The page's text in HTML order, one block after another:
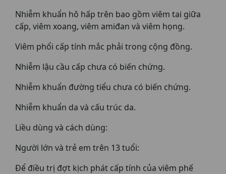
Nhiễm khuẩn hô hấp trên bao gồm viêm tai giữa
cấp, viêm xoang, viêm amiđan và viêm họng.
Viêm phổi cấp tính mắc phải trong cộng đồng.
Nhiễm lậu cầu cấp chưa có biến chứng.
Nhiễm khuẩn đường tiểu chưa có biến chứng.
Nhiễm khuẩn da và cấu trúc da.
Liều dùng và cách dùng:
Người lớn và trẻ em trên 13 tuổi:
Để điều trị đợt kịch phát cấp tính của viêm phế